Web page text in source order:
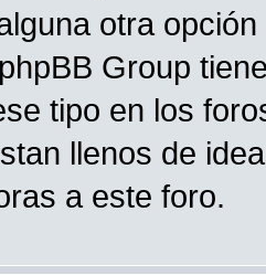
otra
Group
tipo en los
llenos de
a este foro.